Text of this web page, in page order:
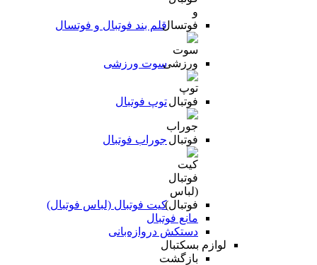
قلم بند فوتبال و فوتسال
سوت ورزشی
توپ فوتبال
جوراب فوتبال
کیت فوتبال (لباس فوتبال)
مانع فوتبال
دستکش دروازه‌بانی
لوازم بسکتبال
بازگشت